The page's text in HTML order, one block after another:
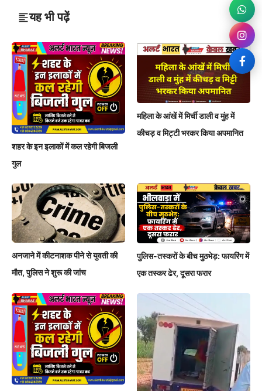
यह भी पढ़ें
शहर के इन इलाकों में कल रहेगी बिजली
गुल
महिला के आंखें में मिर्ची डाली व मुंह में
कीचड़ व मिट्टी भरकर किया अपमानित
अनजाने में कीटनाशक पीने से युवती की
मौत, पुलिस ने शुरू की जांच
पुलिस-तस्करों के बीच मुठभेड़: फायरिंग में
एक तस्कर ढेर, दूसरा फरार